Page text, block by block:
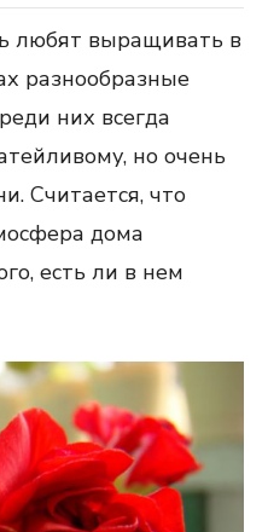
любят выращивать в
разнообразные
них всегда
но очень
Считается, что
дома
есть ли в нем